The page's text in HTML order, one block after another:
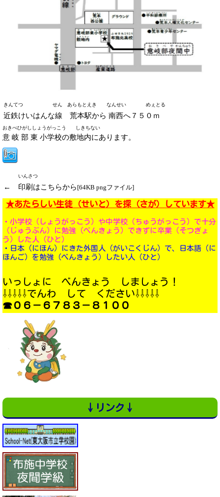
きんてつ せん あらもとえき なんせい めぇとる
近鉄けいはんな線 荒本駅から 南西へ７５０ｍ
おきべひがししょうがっこう しきちない
意 岐 部 東 小学校の敷地内にあります。
いんさつ
← 印刷はこちらから [64KB pngファイル]
★あたらしい生徒（せいと）を探（さが）しています★
・小学校（しょうがっこう）や中学校（ちゅうがっこう）で十分
（じゅうぶん）に勉強（べんきょう）できずに卒業（そつぎょ
う）した人（ひと）
・日本（にほん）にきた外国人（がいこくじん）で、日本語（に
ほんご）を勉強（べんきょう）したい人（ひと）
いっしょに べんきょう しましょう！
⇩⇩⇩⇩⇩でんわ して ください⇩⇩⇩⇩⇩
☎０６－６７８３－８１００
↓リンク↓